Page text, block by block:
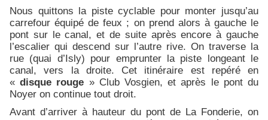
Nous quittons la piste cyclable pour monter jusqu’au
carrefour équipé de feux ; on prend alors à gauche le
pont sur le canal, et de suite après encore à gauche
l’escalier qui descend sur l’autre rive. On traverse la
rue (quai d’Isly) pour emprunter la piste longeant le
canal, vers la droite. Cet itinéraire est repéré en
«disque rouge » Club Vosgien, et après le pont du
Noyer on continue tout droit.
Avant d’arriver à hauteur du pont de La Fonderie, on